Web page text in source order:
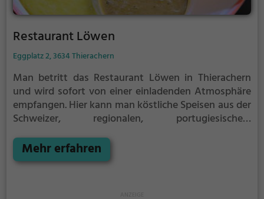
Restaurant Löwen
Eggplatz 2, 3634 Thierachern
Man betritt das Restaurant Löwen in Thierachern
und wird sofort von einer einladenden Atmosphäre
empfangen. Hier kann man köstliche Speisen aus der
Schweizer, regionalen, portugiesischen,
Besonders die Auswahl an spanischen Tapas ist
beeindruckend. Dazu werden erfrischende Cocktails
Mehr erfahren